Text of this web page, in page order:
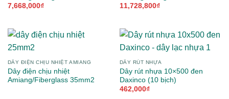
7,668,000₫
11,728,800₫
DÂY ĐIỆN CHỊU NHIỆT AMIANG
Dây điện chịu nhiệt
Amiang/Fiberglass 35mm2
DÂY RÚT NHỰA
Dây rút nhựa 10×500 đen
Daxinco (10 bịch)
462,000₫